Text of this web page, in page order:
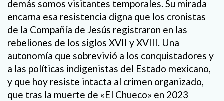
demás somos visitantes temporales. Su mirada
encarna esa resistencia digna que los cronistas
de la Compañía de Jesús registraron en las
rebeliones de los siglos XVII y XVIII. Una
autonomía que sobrevivió a los conquistadores y
a las políticas indigenistas del Estado mexicano,
y que hoy resiste intacta al crimen organizado,
que tras la muerte de «El Chueco» en 2023